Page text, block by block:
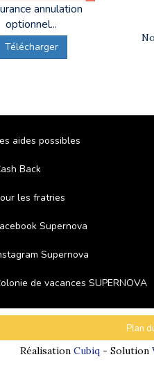
annulation
optionnel...
Télécharger
aides possibles
Back
les fratries
Supernova
Supernova
de vacances SUPERNOVA
Plan
Réalisation Cubiq- Solution